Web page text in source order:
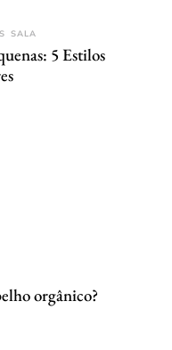
SALA
5 Estilos
orgânico?